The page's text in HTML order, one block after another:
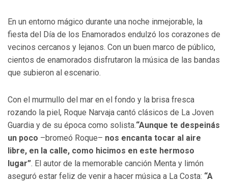
En un entorno mágico durante una noche inmejorable, la
fiesta del Día de los Enamorados endulzó los corazones de
vecinos cercanos y lejanos. Con un buen marco de público,
cientos de enamorados disfrutaron la música de las bandas
que subieron al escenario.
Con el murmullo del mar en el fondo y la brisa fresca
rozando la piel, Roque Narvaja cantó clásicos de La Joven
Guardia y de su época como solista.“Aunque te despeinás
un poco –bromeó Roque– nos encanta tocar al aire
libre, en la calle, como hicimos en este hermoso
lugar”. El autor de la memorable canción Menta y limón
aseguró estar feliz de venir a hacer música a La Costa: “A